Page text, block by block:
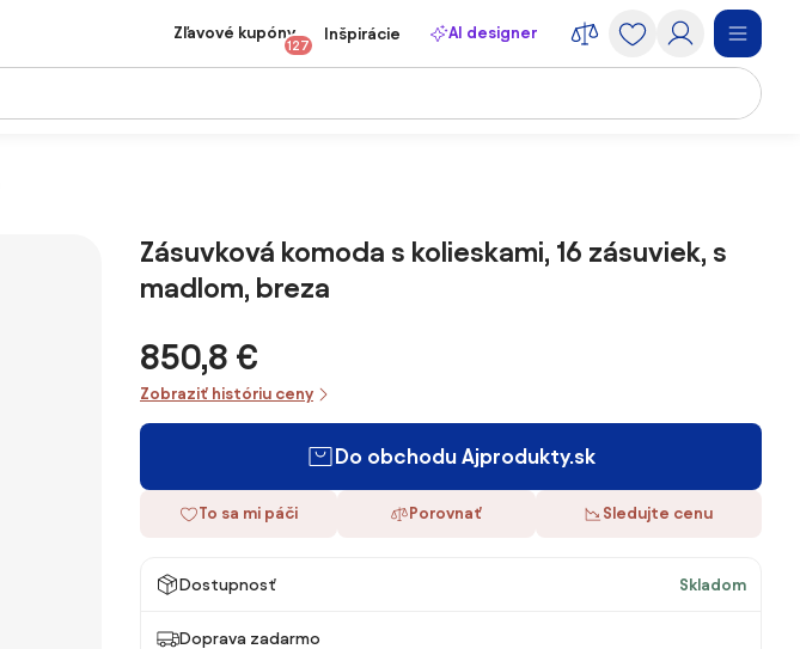
Zľavové kupóny
127
Inšpirácie AI designer
Zásuvková komoda s kolieskami, 16 zásuviek, s
madlom, breza
850,8 €
Zobraziť históriu ceny
Do obchodu Ajprodukty.sk
To sa mi páči Porovnať Sledujte cenu
Dostupnosť Skladom
Doprava zadarmo